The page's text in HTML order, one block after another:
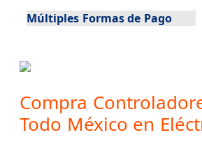
Múltiples Formas de Pago
Compra
Todo México en